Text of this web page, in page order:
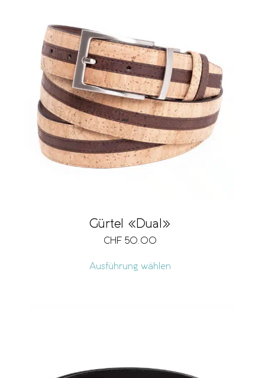
Gürtel «Dual»
CHF 50.00
Ausführung wählen